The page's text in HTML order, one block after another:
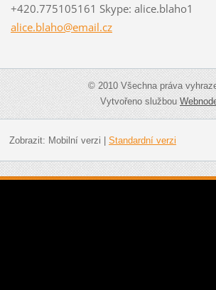
+420.775105161 Skype: alice.blaho1
alice.blaho@email.cz
© 2010 Všechna práva
Vytvořeno službou
Zobrazit: Mobilní verzi Standardní verzi